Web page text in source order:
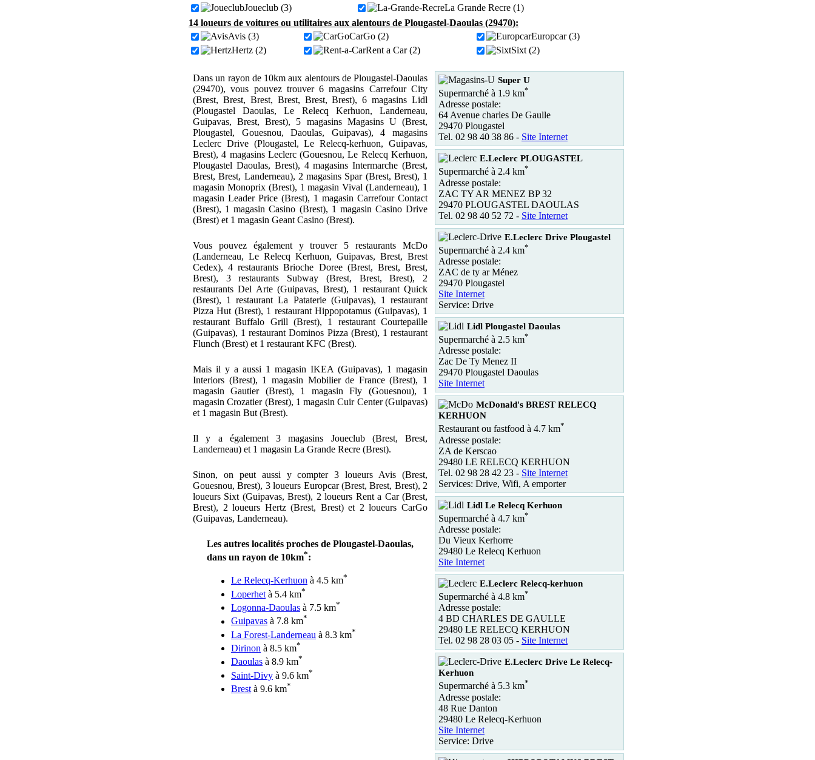
Joueclub (3)
La Grande Recre (1)
14 loueurs de voitures ou utilitaires aux alentours de Plougastel-Daoulas (29470):
Avis (3)
CarGo (2)
Europcar (3)
Hertz (2)
Rent a Car (2) Sixt (2)
Dans un rayon de 10km aux alentours de Plougastel-Daoulas
(29470), vous pouvez trouver 6 magasins Carrefour City
(Brest, Brest, Brest, Brest, Brest, Brest), 6 magasins Lidl
(Plougastel Daoulas, Le Relecq Kerhuon, Landerneau,
Guipavas, Brest, Brest), 5 magasins Magasins U (Brest,
Plougastel, Gouesnou, Daoulas, Guipavas), 4 magasins
Leclerc Drive (Plougastel, Le Relecq-kerhuon, Guipavas,
Brest), 4 magasins Leclerc (Gouesnou, Le Relecq Kerhuon,
Plougastel Daoulas, Brest), 4 magasins Intermarche (Brest,
Brest, Brest, Landerneau), 2 magasins Spar (Brest, Brest), 1
magasin Monoprix (Brest), 1 magasin Vival (Landerneau), 1
magasin Leader Price (Brest), 1 magasin Carrefour Contact
(Brest), 1 magasin Casino (Brest), 1 magasin Casino Drive
(Brest) et 1 magasin Geant Casino (Brest).
Vous pouvez également y trouver 5 restaurants McDo
(Landerneau, Le Relecq Kerhuon, Guipavas, Brest, Brest
Cedex), 4 restaurants Brioche Doree (Brest, Brest, Brest,
Brest), 3 restaurants Subway (Brest, Brest, Brest), 2
restaurants Del Arte (Guipavas, Brest), 1 restaurant Quick
(Brest), 1 restaurant La Pataterie (Guipavas), 1 restaurant
Pizza Hut (Brest), 1 restaurant Hippopotamus (Guipavas), 1
restaurant Buffalo Grill (Brest), 1 restaurant Courtepaille
(Guipavas), 1 restaurant Dominos Pizza (Brest), 1 restaurant
Flunch (Brest) et 1 restaurant KFC (Brest).
Mais il y a aussi 1 magasin IKEA (Guipavas), 1 magasin
Interiors (Brest), 1 magasin Mobilier de France (Brest), 1
magasin Gautier (Brest), 1 magasin Fly (Gouesnou), 1
magasin Crozatier (Brest), 1 magasin Cuir Center (Guipavas)
et 1 magasin But (Brest).
Il y a également 3 magasins Joueclub (Brest, Brest,
Landerneau) et 1 magasin La Grande Recre (Brest).
Sinon, on peut aussi y compter 3 loueurs Avis (Brest,
Gouesnou, Brest), 3 loueurs Europcar (Brest, Brest, Brest), 2
loueurs Sixt (Guipavas, Brest), 2 loueurs Rent a Car (Brest,
Brest), 2 loueurs Hertz (Brest, Brest) et 2 loueurs CarGo
(Guipavas, Landerneau).
Les autres localités proches de Plougastel-Daoulas,
dans un rayon de 10km*:
Le Relecq-Kerhuon à 4.5 km*
Loperhet à 5.4 km*
Logonna-Daoulas à 7.5 km*
Guipavas à 7.8 km*
La Forest-Landerneau à 8.3 km*
Dirinon à 8.5 km*
Daoulas à 8.9 km*
Saint-Divy à 9.6 km*
Brest à 9.6 km*
Super U
Supermarché à 1.9 km*
Adresse postale:
64 Avenue charles De Gaulle
29470 Plougastel
Tel. 02 98 40 38 86 - Site Internet
E.Leclerc PLOUGASTEL
Supermarché à 2.4 km*
Adresse postale:
ZAC TY AR MENEZ BP 32
29470 PLOUGASTEL DAOULAS
Tel. 02 98 40 52 72 - Site Internet
E.Leclerc Drive Plougastel
Supermarché à 2.4 km*
Adresse postale:
ZAC de ty ar Ménez
29470 Plougastel
Site Internet
Service: Drive
Lidl Plougastel Daoulas
Supermarché à 2.5 km*
Adresse postale:
Zac De Ty Menez II
29470 Plougastel Daoulas
Site Internet
McDonald's BREST RELECQ
KERHUON
Restaurant ou fastfood à 4.7 km*
Adresse postale:
ZA de Kerscao
29480 LE RELECQ KERHUON
Tel. 02 98 28 42 23 - Site Internet
Services: Drive, Wifi, A emporter
Lidl Le Relecq Kerhuon
Supermarché à 4.7 km*
Adresse postale:
Du Vieux Kerhorre
29480 Le Relecq Kerhuon
Site Internet
E.Leclerc Relecq-kerhuon
Supermarché à 4.8 km*
Adresse postale:
4 BD CHARLES DE GAULLE
29480 LE RELECQ KERHUON
Tel. 02 98 28 03 05 - Site Internet
E.Leclerc Drive Le Relecq-
Kerhuon
Supermarché à 5.3 km*
Adresse postale:
48 Rue Danton
29480 Le Relecq-Kerhuon
Site Internet
Service: Drive